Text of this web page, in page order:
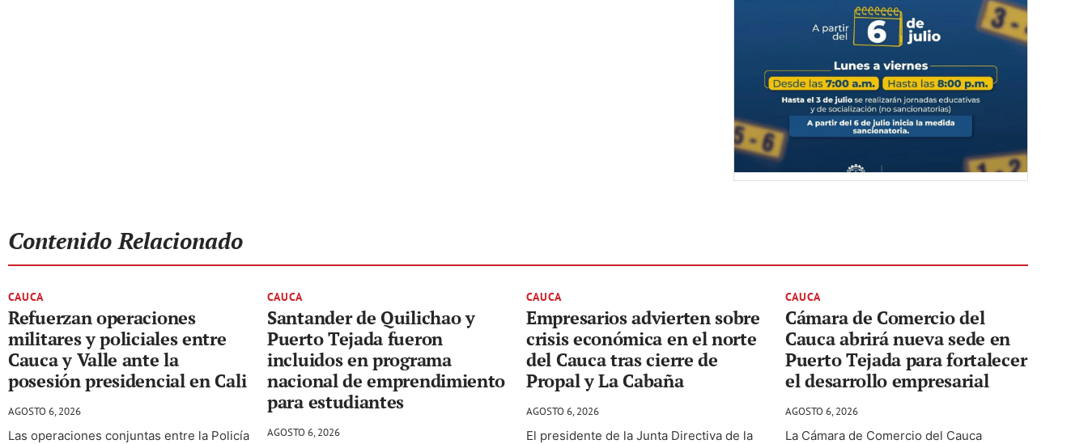
Contenido Relacionado
CAUCA
Refuerzan operaciones
militares y policiales entre
Cauca y Valle ante la
posesión presidencial en Cali
AGOSTO 6, 2026
Las operaciones conjuntas entre la Policía
CAUCA
Santander de Quilichao y
Puerto Tejada fueron
incluidos en programa
nacional de emprendimiento
para estudiantes
AGOSTO 6, 2026
CAUCA
Empresarios advierten sobre
crisis económica en el norte
del Cauca tras cierre de
Propal y La Cabaña
AGOSTO 6, 2026
El presidente de la Junta Directiva de la
CAUCA
Cámara de Comercio del
Cauca abrirá nueva sede en
Puerto Tejada para fortalecer
el desarrollo empresarial
AGOSTO 6, 2026
La Cámara de Comercio del Cauca